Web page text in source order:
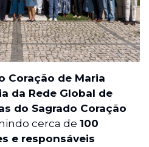
Coração de Maria
da Rede Global de
do Sagrado Coração
cerca de 100
e responsáveis